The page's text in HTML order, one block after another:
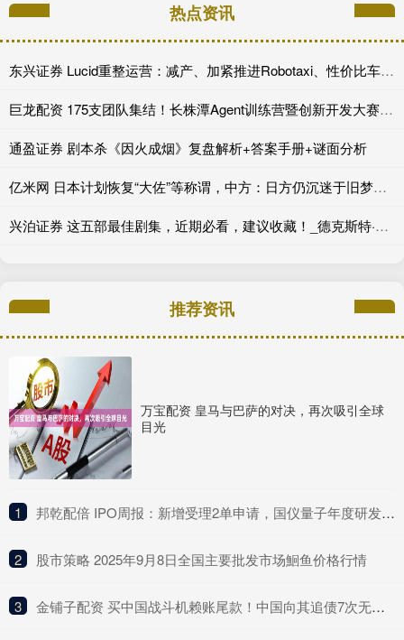
热点资讯
东兴证券 Lucid重整运营：减产、加紧推进Robotaxi、性价比车型继续跳票
巨龙配资 175支团队集结！长株潭Agent训练营暨创新开发大赛第一期训练营开讲
通盈证券 剧本杀《因火成烟》复盘解析+答案手册+谜面分析
亿米网 日本计划恢复“大佐”等称谓，中方：日方仍沉迷于旧梦？又要成为“祸源”？
兴泊证券 这五部最佳剧集，近期必看，建议收藏！_德克斯特·摩根_剧情_老钱
推荐资讯
万宝配资 皇马与巴萨的对决，再次吸引全球
目光
1 ​邦乾配倍 IPO周报：新增受理2单申请，国仪量子年度研发投入占比下滑
2 ​股市策略 2025年9月8日全国主要批发市场鮰鱼价格行情
3 ​金铺子配资 买中国战斗机赖账尾款！中国向其追债7次无果，现在什么结果呢？